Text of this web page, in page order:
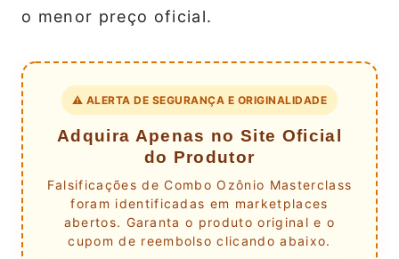
o menor preço oficial.
⚠️ ALERTA DE SEGURANÇA E ORIGINALIDADE
Adquira Apenas no Site Oficial
do Produtor
Falsificações de Combo Ozônio Masterclass
foram identificadas em marketplaces
abertos. Garanta o produto original e o
cupom de reembolso clicando abaixo.